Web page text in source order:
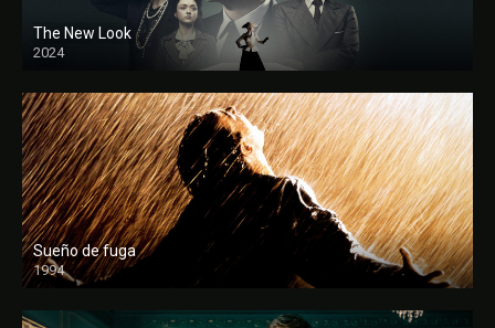
The New Look
2024
Sueño de fuga
1994
FULL HD